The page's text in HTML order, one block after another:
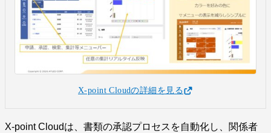
X-point Cloudの詳細を見る
X-point Cloudは、書類の承認プロセスを自動化し、関係者